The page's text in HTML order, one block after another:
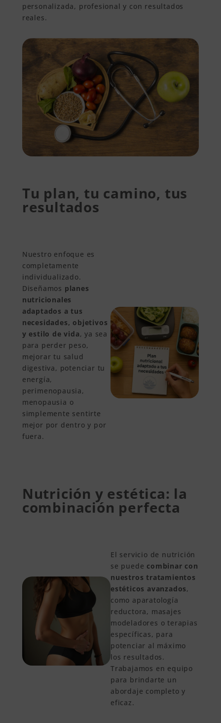
personalizada, profesional y con resultados
reales.
Tu plan, tu camino, tus
resultados
Nuestro enfoque es
completamente
individualizado.
Diseñamos planes
nutricionales
adaptados a tus
necesidades, objetivos
y estilo de vida, ya sea
para perder peso,
mejorar tu salud
digestiva, potenciar tu
energía,
perimenopausia,
menopausia o
simplemente sentirte
mejor por dentro y por
fuera.
Nutrición y estética: la
combinación perfecta
El servicio de nutrición
se puede combinar con
nuestros tratamientos
estéticos avanzados,
como aparatología
reductora, masajes
modeladores o terapias
específicas, para
potenciar al máximo
los resultados.
Trabajamos en equipo
para brindarte un
abordaje completo y
eficaz.